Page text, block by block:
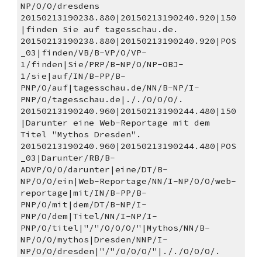
NP/O/O/dresdens
20150213190238.880|20150213190240.920|150
|finden Sie auf tagesschau.de.
20150213190238.880|20150213190240.920|POS
_03|finden/VB/B-VP/O/VP-
1/finden|Sie/PRP/B-NP/O/NP-OBJ-
1/sie|auf/IN/B-PP/B-
PNP/O/auf|tagesschau.de/NN/B-NP/I-
PNP/O/tagesschau.de|././O/O/O/.
20150213190240.960|20150213190244.480|150
|Darunter eine Web-Reportage mit dem
Titel "Mythos Dresden".
20150213190240.960|20150213190244.480|POS
_03|Darunter/RB/B-
ADVP/O/O/darunter|eine/DT/B-
NP/O/O/ein|Web-Reportage/NN/I-NP/O/O/web-
reportage|mit/IN/B-PP/B-
PNP/O/mit|dem/DT/B-NP/I-
PNP/O/dem|Titel/NN/I-NP/I-
PNP/O/titel|"/"/O/O/O/"|Mythos/NN/B-
NP/O/O/mythos|Dresden/NNP/I-
NP/O/O/dresden|"/"/O/O/O/"|././O/O/O/.